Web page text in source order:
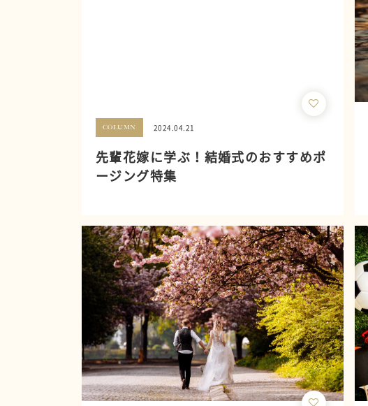
COLUMN 2024.04.21
先輩花嫁に学ぶ！結婚式のおすすめポ
ージング特集